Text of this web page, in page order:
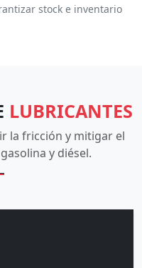
stock e inventario
LUBRICANTES
la fricción y mitigar el
y diésel.